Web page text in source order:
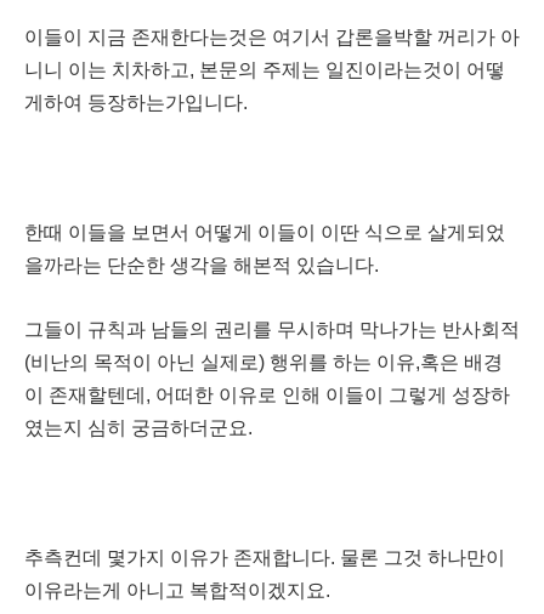
이들이 지금 존재한다는것은 여기서 갑론을박할 꺼리가 아
니니 이는 치차하고, 본문의 주제는 일진이라는것이 어떻
게하여 등장하는가입니다.
한때 이들을 보면서 어떻게 이들이 이딴 식으로 살게되었
을까라는 단순한 생각을 해본적 있습니다.
그들이 규칙과 남들의 권리를 무시하며 막나가는 반사회적
(비난의 목적이 아닌 실제로) 행위를 하는 이유,혹은 배경
이 존재할텐데, 어떠한 이유로 인해 이들이 그렇게 성장하
였는지 심히 궁금하더군요.
추측컨데 몇가지 이유가 존재합니다. 물론 그것 하나만이
이유라는게 아니고 복합적이겠지요.